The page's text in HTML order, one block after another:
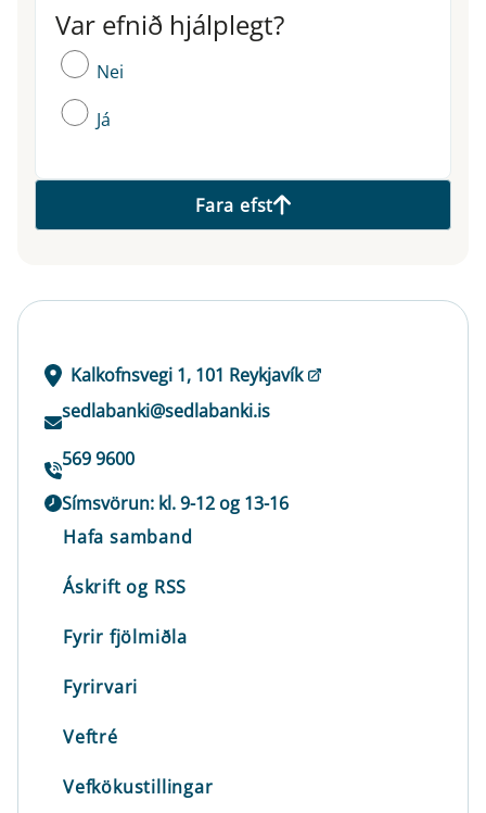
Var efnið hjálplegt?
Var efnið hjálplegt?
Nei
Já
Fara efst
Kalkofnsvegi 1, 101 Reykjavík
sedlabanki@sedlabanki.is
569 9600
Símsvörun: kl. 9-12 og 13-16
Hafa samband
Áskrift og RSS
Fyrir fjölmiðla
Fyrirvari
Veftré
Vefkökustillingar